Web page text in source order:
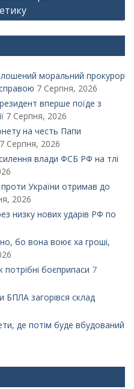
моральний прокурор
7 Серпня, 2026
вперше поїде з
7 Серпня, 2026
на честь Папи
7 Серпня, 2026
влади ФСБ РФ на тлі
України отримав до
2026
низку нових ударів РФ по
бо вона воює ха гроші,
боєприпаси 7
БПЛА загорівся склад
де потім буде вбудований